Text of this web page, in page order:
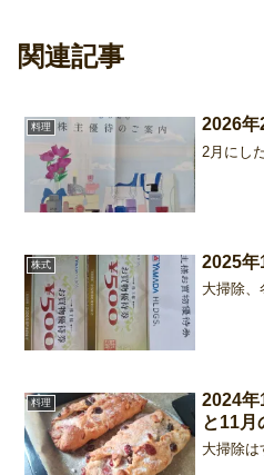
関連記事
料理 2026年
2月にし
株式 2025年
大掃除、
料理
2024年
と11月
大掃除は